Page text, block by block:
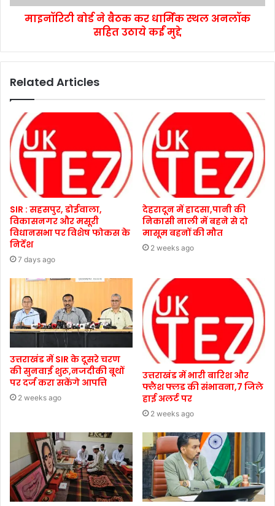
माइनॉरिटी बोर्ड ने बैठक कर धार्मिक स्थल अनलॉक
सहित उठाये कईं मुद्दे
Related Articles
SIR : सहसपुर, डोईवाला,
विकासनगर और मसूरी
विधानसभा पर विशेष फोकस के
निर्देश
7 days ago
देहरादून में हादसा,पानी की
निकासी नाली में बहने से दो
मासूम बहनों की मौत
2 weeks ago
उत्तराखंड में SIR के दूसरे चरण
की सुनवाई शुरू,नजदीकी बूथों
पर दर्ज करा सकेंगे आपत्ति
2 weeks ago
उत्तराखंड में भारी बारिश और
फ्लैश फ्लड की संभावना,7 जिले
हाई अलर्ट पर
2 weeks ago